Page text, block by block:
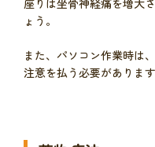
ょう。
また、パソコン作業時は
注意を払う必要があります